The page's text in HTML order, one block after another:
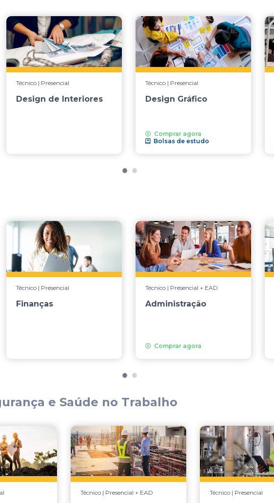
Técnico | Presencial
Design de Interiores
Técnico | Presencial
Design Gráfico
Comprar agora
Bolsas de estudo
Técnico | Presencial
Finanças
Técnico | Presencial + EAD
Administração
Comprar agora
e Saúde no Trabalho
Técnico | Presencial + EAD Técnico | Presencial